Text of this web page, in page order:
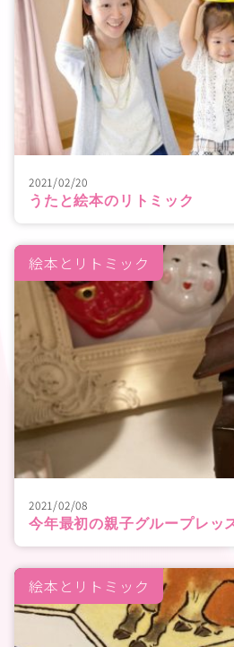
2021/02/20
うたと絵本のリトミック
2021/02/08
今年最初の親子グループレッ
絵本とリトミック
絵本とリトミック